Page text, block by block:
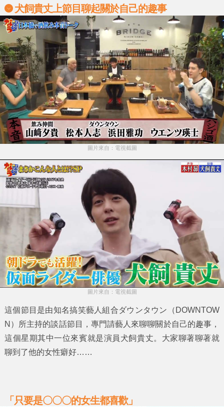
犬飼貴丈上節目聊起關於自己的趣事
圖片來自：電視截圖
圖片來自：電視截圖
這個節目是由知名搞笑藝人組合ダウンタウン
（DOWNTOW
N）所主持的談話節目，專門請藝人來聊聊關於自己的趣事，
這個星期其中一位來賓就是演員 犬飼貴丈。大家聊著聊著就
聊到了他的女性癖好……
「只要是〇〇〇的女生都喜歡」